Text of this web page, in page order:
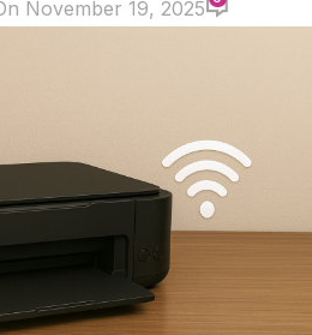
November 19, 2025